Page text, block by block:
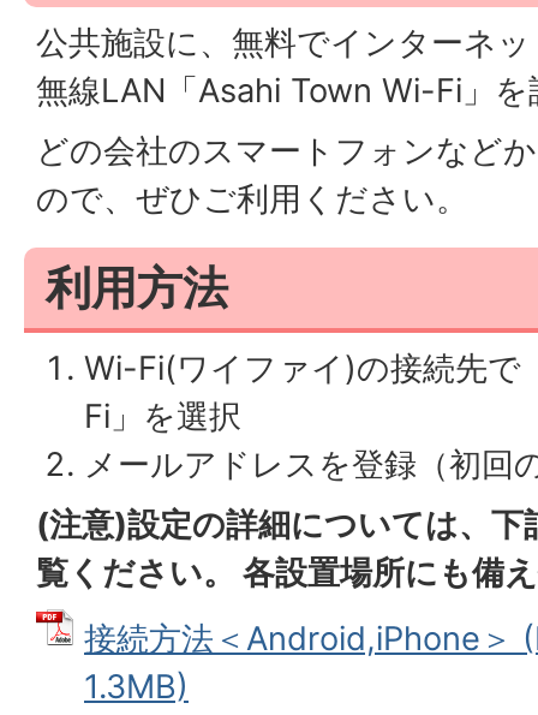
公共施設に、無料でインターネ
無線LAN「Asahi Town Wi-Fi」を
どの会社のスマートフォンなど
ので、ぜひご利用ください。
利用方法
Wi-Fi(ワイファイ)の接続先で
Fi」を選択
メールアドレスを登録（初回
(注意)設定の詳細については、下
覧ください。 各設置場所にも備
接続方法＜Android,iPhone＞
1.3MB)